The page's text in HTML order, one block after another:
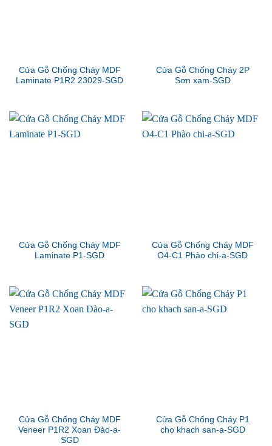
Cửa Gỗ Chống Cháy MDF
Laminate P1R2 23029-SGD
Cửa Gỗ Chống Cháy 2P
Sơn xam-SGD
Cửa Gỗ Chống Cháy MDF
Laminate P1-SGD
Cửa Gỗ Chống Cháy MDF
O4-C1 Phào chi-a-SGD
Cửa Gỗ Chống Cháy MDF
Veneer P1R2 Xoan Đào-a-
SGD
Cửa Gỗ Chống Cháy P1
cho khach san-a-SGD